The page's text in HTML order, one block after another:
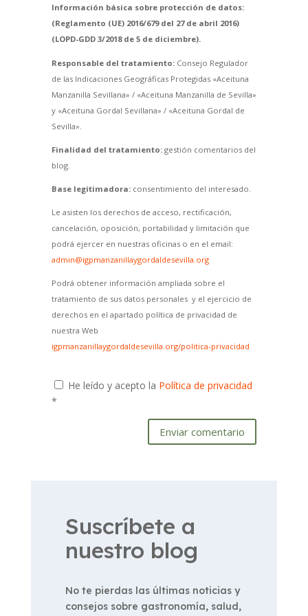
Información básica sobre protección de datos:
(Reglamento (UE) 2016/679 del 27 de abril 2016)
(LOPD-GDD 3/2018 de 5 de diciembre).
Responsable del tratamiento:Consejo Regulador
de las Indicaciones Geográficas Protegidas «Aceituna
Manzanilla Sevillana» / «Aceituna Manzanilla de Sevilla»
y «Aceituna Gordal Sevillana» / «Aceituna Gordal de
Sevilla».
Finalidad del tratamiento:gestión comentarios del
blog.
Base legitimadora:consentimiento del interesado.
Le asisten los derechos de acceso, rectificación,
cancelación, oposición, portabilidad y limitación que
podrá ejercer en nuestras oficinas o en el email:
admin@igpmanzanillaygordaldesevilla.org
Podrá obtener información ampliada sobre el
tratamiento de sus datos personales y el ejercicio de
derechos en el apartado política de privacidad de
nuestra Web
igpmanzanillaygordaldesevilla.org/politica-privacidad
He leído y acepto la Política de privacidad
*
Enviar comentario
Suscríbete a
nuestro blog
No te pierdas las últimas noticias y
consejos sobre gastronomía, salud,